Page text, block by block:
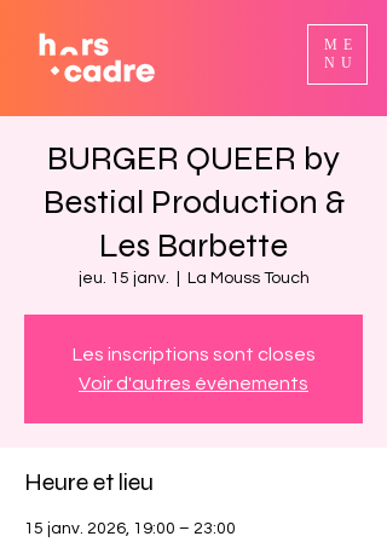
ME
NU
BURGER QUEER by
Bestial Production &
Les Barbette
jeu. 15 janv. La Mouss Touch
Les inscriptions sont closes
Voir d'autres événements
Heure et lieu
15 janv. 2026, 19:00 – 23:00